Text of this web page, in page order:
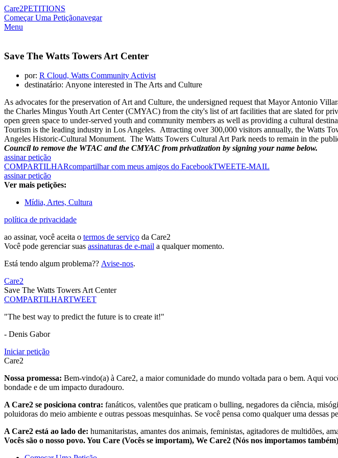
Care2PETITIONS
Começar Uma Petiçãonavegar
Menu
Save The Watts Towers Art Center
por: R Cloud, Watts Community Activist
destinatário: Anyone interested in The Arts and Culture
As advocates for the preservation of Art and Culture, the undersigned request that Mayor Antonio
the Charles Mingus Youth Art Center (CMYAC) from the city's list of art facilities that are slated for
open green space to under-served youth and community members as well as providing a cultural
Tourism is the leading industry in Los Angeles. Attracting over 300,000 visitors annually, the Watts
Angeles Historic-Cultural Monument. The Watts Towers Cultural Art Park needs to remain in the
Council to remove the WTAC and the CMYAC from privatization by signing your name below.
assinar petição
COMPARTILHARcompartilhar com meus amigos do FacebookTWEETE-MAIL
assinar petição
Ver mais petições:
Mídia, Artes, Cultura
política de privacidade
ao assinar, você aceita o termos de serviço da Care2
Você pode gerenciar suas assinaturas de e-mail a qualquer momento.
Está tendo algum problema?? Avise-nos.
Care2
Save The Watts Towers Art Center
COMPARTILHARTWEET
"The best way to predict the future is to create it!"
- Denis Gabor
Iniciar petição
Care2
Nossa promessa: Bem-vindo(a) à Care2, a maior comunidade do mundo voltada para o bem. Aqui
bondade e de um impacto duradouro.
A Care2 se posiciona contra: fanáticos, valentões que praticam o bulling, negadores da ciência,
poluidoras do meio ambiente e outras pessoas mesquinhas. Se você pensa como qualquer uma dessas
A Care2 está ao lado de: humanitaristas, amantes dos animais, feministas, agitadores de multidões,
Vocês são o nosso povo. You Care (Vocês se importam), We Care2 (Nós nos importamos